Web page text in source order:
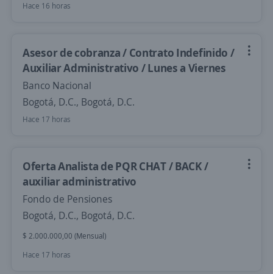
Hace 16 horas
Asesor de cobranza / Contrato Indefinido /
Auxiliar Administrativo / Lunes a Viernes
Banco Nacional
Bogotá, D.C., Bogotá, D.C.
Hace 17 horas
Oferta Analista de PQR CHAT / BACK /
auxiliar administrativo
Fondo de Pensiones
Bogotá, D.C., Bogotá, D.C.
$ 2.000.000,00 (Mensual)
Hace 17 horas